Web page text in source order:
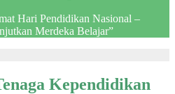
Hari Pendidikan Nasional –
Merdeka Belajar”
Kependidikan